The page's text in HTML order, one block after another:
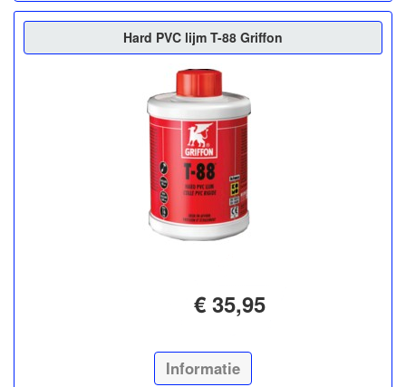
Hard PVC lijm T-88 Griffon
€ 35,95
Informatie